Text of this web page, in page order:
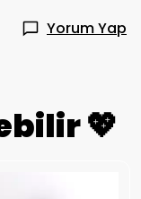
Yorum Yap
💖